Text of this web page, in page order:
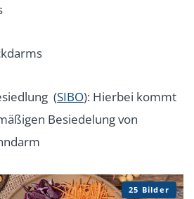
(SIBO): Hierbei kommt
Besiedelung von
25 Bilder